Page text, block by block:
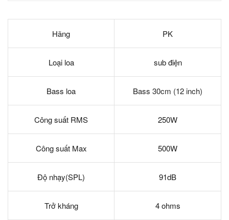
Hãng PK
Loại loa sub điện
Bass loa Bass 30cm (12 inch)
Công suất RMS 250W
Công suất Max 500W
Độ nhạy(SPL) 91dB
Trở kháng 4 ohms